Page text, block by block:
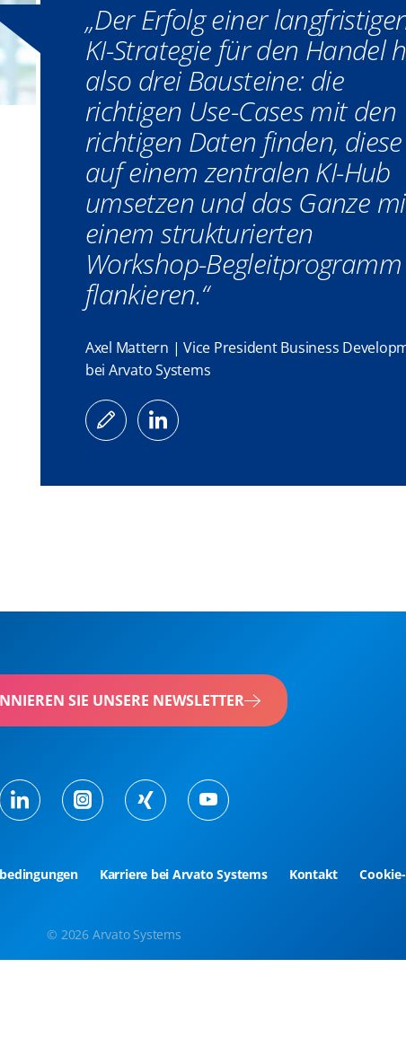
„Der Erfolg einer
KI-Strategie für den Handel
also drei Bausteine: die
richtigen Use-Cases mit den
richtigen Daten finden, diese
auf einem zentralen KI-Hub
umsetzen und das Ganze
einem strukturierten
Workshop-Begleitprogramm
flankieren.“
Axel Mattern | ​​Vice President Business
bei Arvato Systems​
SIE UNSERE NEWSLETTER
Karriere bei Arvato Systems Kontakt
© 2026 Arvato Systems